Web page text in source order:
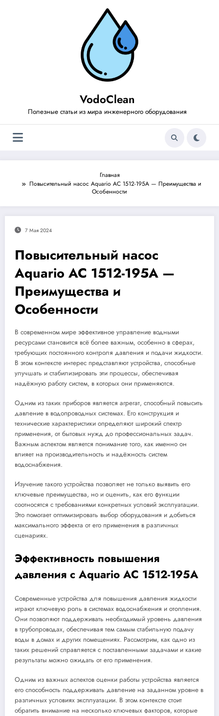
VodoClean
Полезные статьи из мира инженерного оборудования
Главная
Повысительный насос Aquario AC 1512-195A — Преимущества и
Особенности
7 Мая 2024
Повысительный насос
Aquario AC 1512-195A —
Преимущества и
Особенности
В современном мире эффективное управление водными
ресурсами становится всё более важным, особенно в сферах,
требующих постоянного контроля давления и подачи жидкости.
В этом контексте интерес представляют устройства, способные
улучшать и стабилизировать эти процессы, обеспечивая
надёжную работу систем, в которых они применяются.
Одним из таких приборов является агрегат, способный повысить
давление в водопроводных системах. Его конструкция и
технические характеристики определяют широкий спектр
применения, от бытовых нужд до профессиональных задач.
Важным аспектом является понимание того, как именно он
влияет на производительность и надёжность систем
водоснабжения.
Изучение такого устройства позволяет не только выявить его
ключевые преимущества, но и оценить, как его функции
соотносятся с требованиями конкретных условий эксплуатации.
Это помогает оптимизировать выбор оборудования и добиться
максимального эффекта от его применения в различных
сценариях.
Эффективность повышения
давления с Aquario AC 1512-195A
Современные устройства для повышения давления жидкости
играют ключевую роль в системах водоснабжения и отопления.
Они позволяют поддерживать необходимый уровень давления
в трубопроводах, обеспечивая тем самым стабильную подачу
воды в домах и других помещениях. Рассмотрим, как одно из
таких решений справляется с поставленными задачами и какие
результаты можно ожидать от его применения.
Одним из важных аспектов оценки работы устройства является
его способность поддерживать давление на заданном уровне в
различных условиях эксплуатации. В этом контексте стоит
обратить внимание на несколько ключевых факторов, которые